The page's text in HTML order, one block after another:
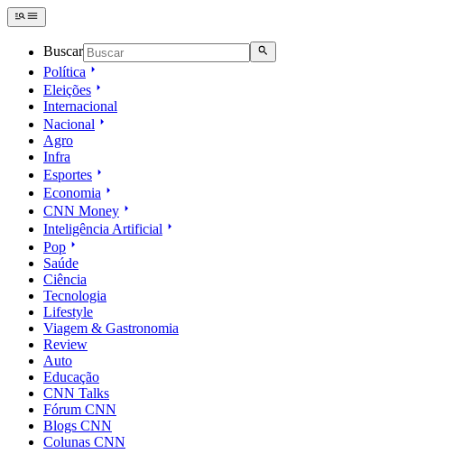
Buscar
Política
Eleições
Internacional
Nacional
Agro
Infra
Esportes
Economia
CNN Money
Inteligência Artificial
Pop
Saúde
Ciência
Tecnologia
Lifestyle
Viagem & Gastronomia
Review
Auto
Educação
CNN Talks
Fórum CNN
Blogs CNN
Colunas CNN